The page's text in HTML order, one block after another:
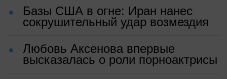
Базы США в огне: Иран нанес
сокрушительный удар возмездия
Любовь Аксенова впервые
высказалась о роли порноактрисы